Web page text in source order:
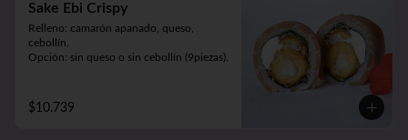
Sake Ebi Crispy
Relleno: camarón apanado, queso,
cebollín.
Opción: sin queso o sin cebollín (9piezas).
$10.739